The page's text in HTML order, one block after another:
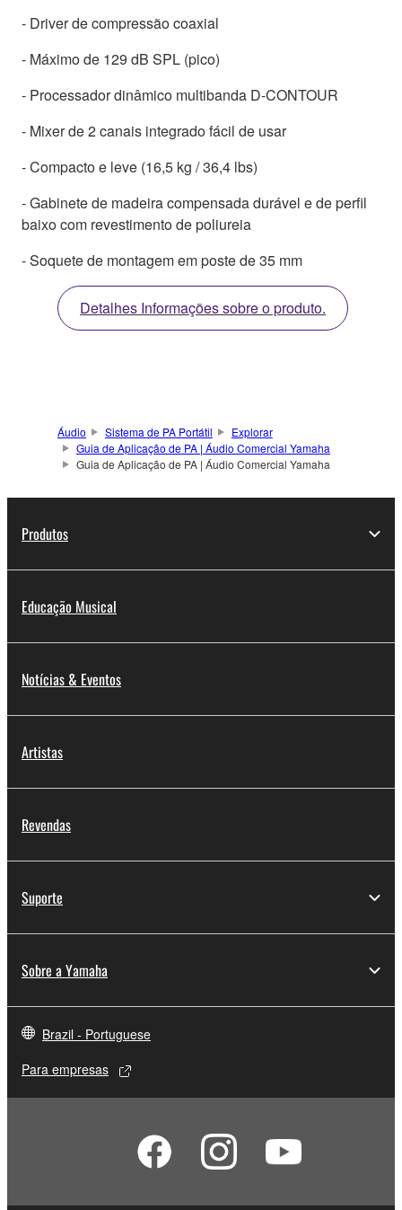
- Driver de compressão coaxial
- Máximo de 129 dB SPL (pico)
- Processador dinâmico multibanda D-CONTOUR
- Mixer de 2 canais integrado fácil de usar
- Compacto e leve (16,5 kg / 36,4 lbs)
- Gabinete de madeira compensada durável e de perfil
baixo com revestimento de poliureia
- Soquete de montagem em poste de 35 mm
Detalhes Informações sobre o produto.
Áudio Sistema de PA Portátil
Explorar
Guia de Aplicação de PA | Áudio Comercial Yamaha
Guia de Aplicação de PA | Áudio Comercial Yamaha
Produtos
Educação Musical
Notícias & Eventos
Artistas
Revendas
Suporte
Sobre a Yamaha
Brazil - Portuguese
Para empresas